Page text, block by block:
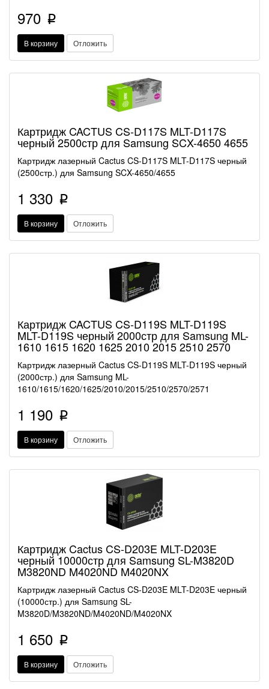
970 p
В корзину Отложить
Картридж CACTUS CS-D117S MLT-D117S
черный 2500стр для Samsung SCX-4650 4655
Картридж лазерный Cactus CS-D117S MLT-D117S черный
(2500стр.) для Samsung SCX-4650/4655
1 330 p
В корзину Отложить
Картридж CACTUS CS-D119S MLT-D119S
MLT-D119S черный 2000стр для Samsung ML-
1610 1615 1620 1625 2010 2015 2510 2570
Картридж лазерный Cactus CS-D119S MLT-D119S черный
(2000стр.) для Samsung ML-
1610/1615/1620/1625/2010/2015/2510/2570/2571
1 190 p
В корзину Отложить
Картридж Cactus CS-D203E MLT-D203E
черный 10000стр для Samsung SL-M3820D
M3820ND M4020ND M4020NX
Картридж лазерный Cactus CS-D203E MLT-D203E черный
(10000стр.) для Samsung SL-
M3820D/M3820ND/M4020ND/M4020NX
1 650 p
В корзину Отложить